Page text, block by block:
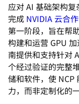
应对 AI 基础架构
完成 NVIDIA 云合
第一阶段，旨在帮
构建和运营 GPU
南提供和支持针对
个经过验证的完整
储和软件，使 NCP
力，而非定制化的